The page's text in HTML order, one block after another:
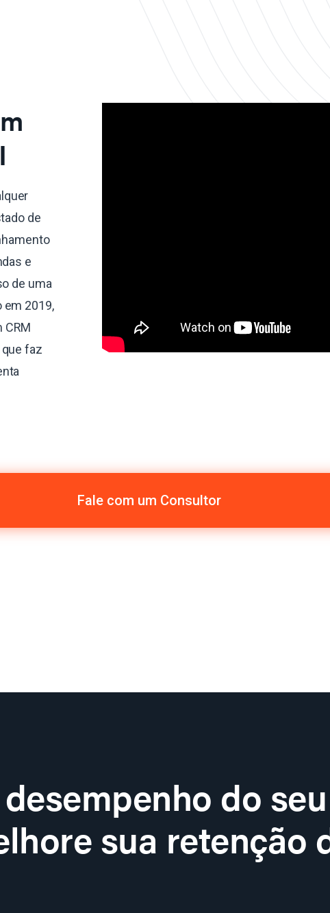
de
e
de uma
em 2019,
CRM
faz
Fale com um Consultor
do
sua retenção